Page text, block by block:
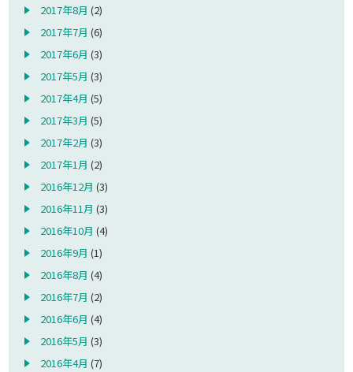
2017年8月 (2)
2017年7月 (6)
2017年6月 (3)
2017年5月 (3)
2017年4月 (5)
2017年3月 (5)
2017年2月 (3)
2017年1月 (2)
2016年12月 (3)
2016年11月 (3)
2016年10月 (4)
2016年9月 (1)
2016年8月 (4)
2016年7月 (2)
2016年6月 (4)
2016年5月 (3)
2016年4月 (7)